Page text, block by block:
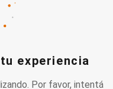
experiencia
Por favor, intentá